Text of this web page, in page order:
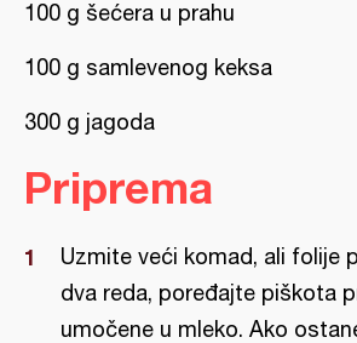
100 g šećera u prahu
100 g samlevenog keksa
300 g jagoda
Priprema
Uzmite veći komad, ali folije
dva reda, poređajte piškota
umočene u mleko. Ako